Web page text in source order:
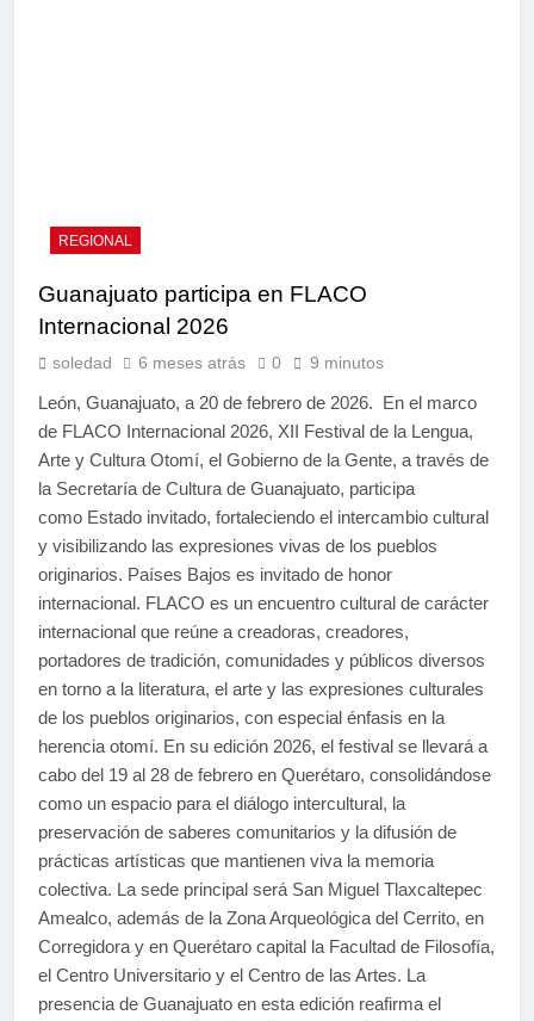
REGIONAL
Guanajuato participa en FLACO
Internacional 2026
soledad 6 meses atrás 0 9 minutos
León, Guanajuato, a 20 de febrero de 2026. En el marco
de FLACO Internacional 2026, XII Festival de la Lengua,
Arte y Cultura Otomí, el Gobierno de la Gente, a través de
la Secretaría de Cultura de Guanajuato, participa
como Estado invitado, fortaleciendo el intercambio cultural
y visibilizando las expresiones vivas de los pueblos
originarios. Países Bajos es invitado de honor
internacional. FLACO es un encuentro cultural de carácter
internacional que reúne a creadoras, creadores,
portadores de tradición, comunidades y públicos diversos
en torno a la literatura, el arte y las expresiones culturales
de los pueblos originarios, con especial énfasis en la
herencia otomí. En su edición 2026, el festival se llevará a
cabo del 19 al 28 de febrero en Querétaro, consolidándose
como un espacio para el diálogo intercultural, la
preservación de saberes comunitarios y la difusión de
prácticas artísticas que mantienen viva la memoria
colectiva. La sede principal será San Miguel Tlaxcaltepec
Amealco, además de la Zona Arqueológica del Cerrito, en
Corregidora y en Querétaro capital la Facultad de Filosofía,
el Centro Universitario y el Centro de las Artes. La
presencia de Guanajuato en esta edición reafirma el